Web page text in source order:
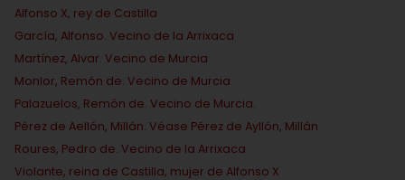
Alfonso X, rey de Castilla
García, Alfonso. Vecino de la Arrixaca
Martínez, Alvar. Vecino de Murcia
Monlor, Remón de. Vecino de Murcia
Palazuelos, Remón de. Vecino de Murcia.
Pérez de Aellón, Millán. Véase Pérez de Ayllón, Millán
Roures, Pedro de. Vecino de la Arrixaca
Violante, reina de Castilla, mujer de Alfonso X